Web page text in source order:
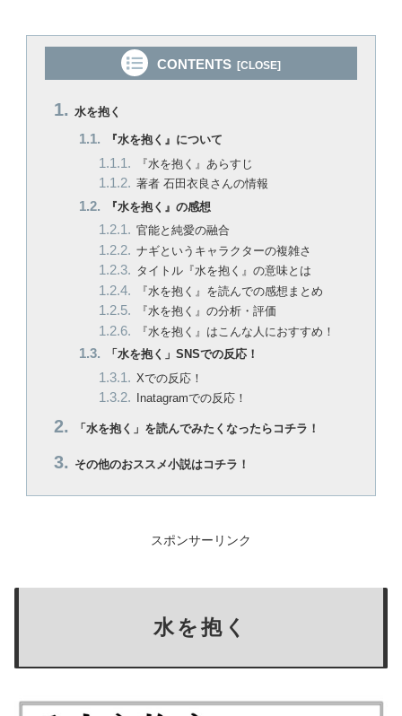
CONTENTS
水を抱く
『水を抱く』について
『水を抱く』あらすじ
著者 石田衣良さんの情報
『水を抱く』の感想
官能と純愛の融合
ナギというキャラクターの複雑さ
タイトル『水を抱く』の意味とは
『水を抱く』を読んでの感想まとめ
『水を抱く』の分析・評価
『水を抱く』はこんな人におすすめ！
「水を抱く」SNSでの反応！
Xでの反応！
Inatagramでの反応！
「水を抱く」を読んでみたくなったらコチラ！
その他のおススメ小説はコチラ！
スポンサーリンク
水を抱く